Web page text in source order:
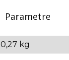
Parametre
0,27 kg